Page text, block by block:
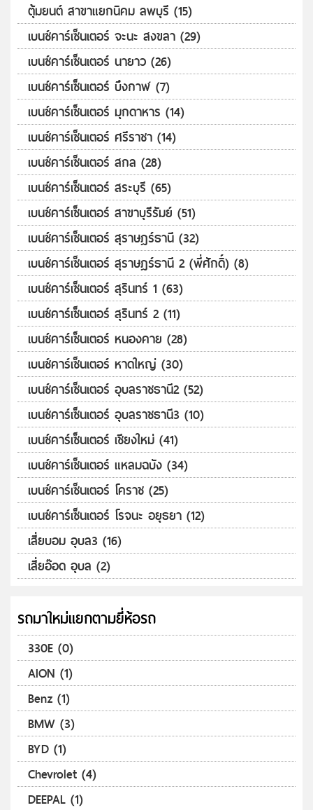
ตุ้มยนต์ สาขาแยกนิคม ลพบุรี (15)
เบนซ์คาร์เซ็นเตอร์ จะนะ สงขลา (29)
เบนซ์คาร์เซ็นเตอร์ นายาว (26)
เบนซ์คาร์เซ็นเตอร์ บึงกาฬ (7)
เบนซ์คาร์เซ็นเตอร์ มุกดาหาร (14)
เบนซ์คาร์เซ็นเตอร์ ศรีราชา (14)
เบนซ์คาร์เซ็นเตอร์ สกล (28)
เบนซ์คาร์เซ็นเตอร์ สระบุรี (65)
เบนซ์คาร์เซ็นเตอร์ สาขาบุรีรัมย์ (51)
เบนซ์คาร์เซ็นเตอร์ สุราษฎร์ธานี (32)
เบนซ์คาร์เซ็นเตอร์ สุราษฎร์ธานี 2 (พี่ศักดิ์) (8)
เบนซ์คาร์เซ็นเตอร์ สุรินทร์ 1 (63)
เบนซ์คาร์เซ็นเตอร์ สุรินทร์ 2 (11)
เบนซ์คาร์เซ็นเตอร์ หนองคาย (28)
เบนซ์คาร์เซ็นเตอร์ หาดใหญ่ (30)
เบนซ์คาร์เซ็นเตอร์ อุบลราชธานี2 (52)
เบนซ์คาร์เซ็นเตอร์ อุบลราชธานี3 (10)
เบนซ์คาร์เซ็นเตอร์ เชียงใหม่ (41)
เบนซ์คาร์เซ็นเตอร์ แหลมฉบัง (34)
เบนซ์คาร์เซ็นเตอร์ โคราช (25)
เบนซ์คาร์เซ็นเตอร์ โรจนะ อยุธยา (12)
เสี่ยบอม อุบล3 (16)
เสี่ยอ๊อด อุบล (2)
รถมาใหม่แยกตามยี่ห้อรถ
330E (0)
AION (1)
Benz (1)
BMW (3)
BYD (1)
Chevrolet (4)
DEEPAL (1)